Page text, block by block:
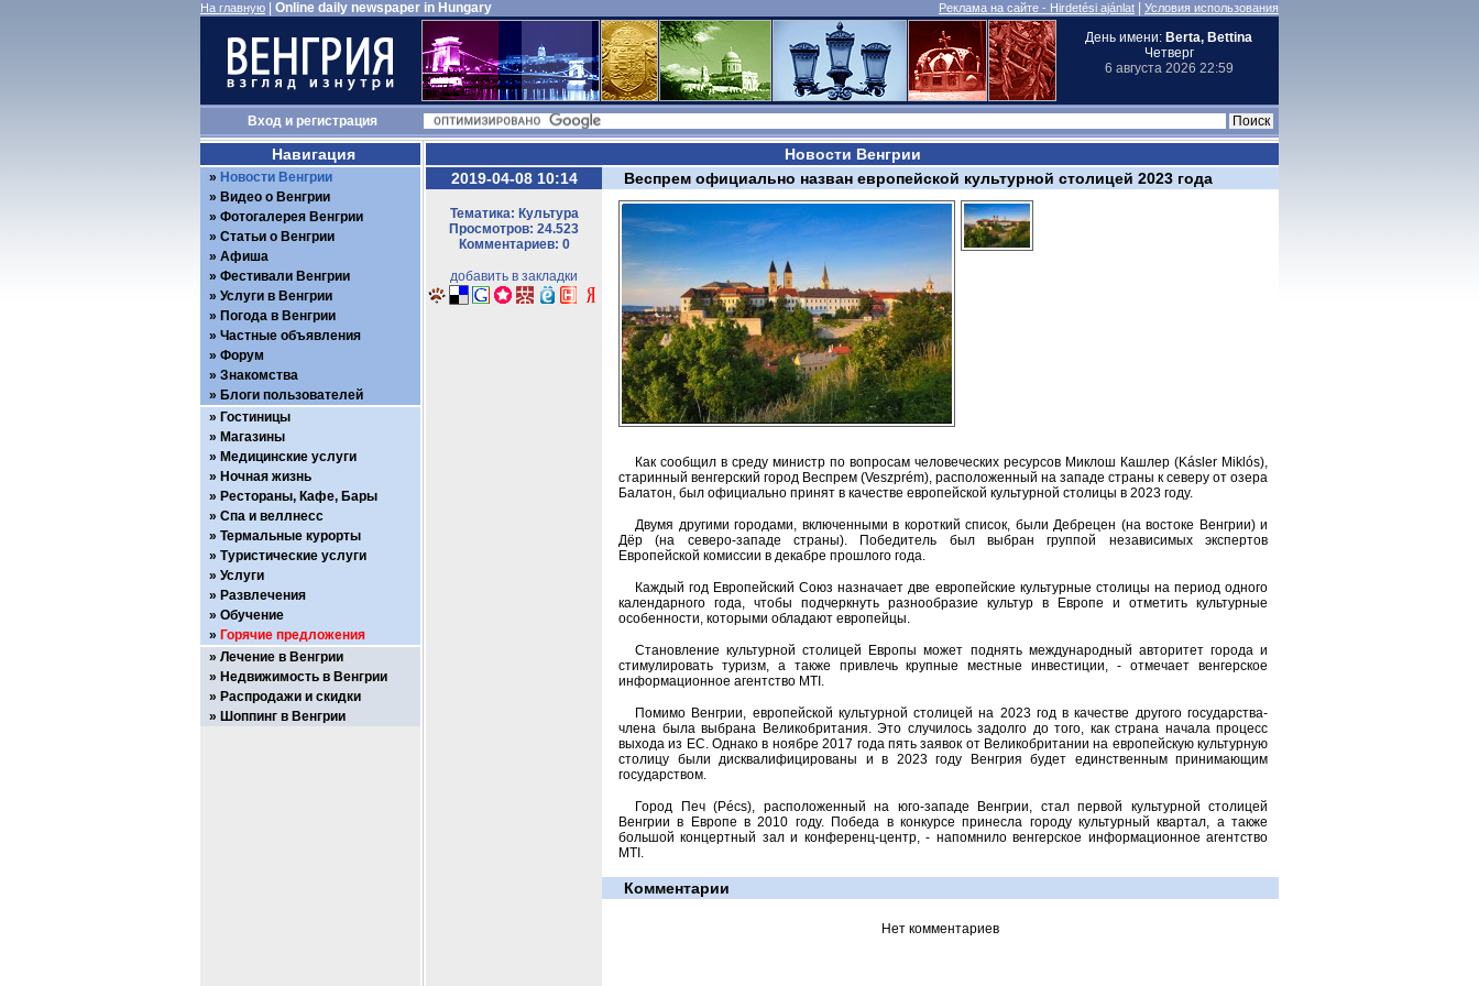
На главную Online daily newspaper in Hungary Реклама на сайте - Hirdetési ajánlat Условия использования
День имени: Berta, Bettina
Четверг
6 августа 2026 22:59
Входи регистрация
Новости Венгрии
2019-04-08 10:14
Тематика: Культура
Просмотров: 24.523
Комментариев: 0
добавить в закладки
Веспрем официально назван европейской культурной столицей 2023 года
Как сообщил в среду министр по вопросам человеческих ресурсов Миклош Кашлер (Kásler Miklós),
старинный венгерский город Веспрем (Veszprém), расположенный на западе страны к северу от озера
Балатон, был официально принят в качестве европейской культурной столицы в 2023 году.
Двумя другими городами, включенными в короткий список, были Дебрецен (на востоке Венгрии) и
Дёр (на северо-западе страны). Победитель был выбран группой независимых экспертов
Европейской комиссии в декабре прошлого года.
Каждый год Европейский Союз назначает две европейские культурные столицы на период одного
календарного года, чтобы подчеркнуть разнообразие культур в Европе и отметить культурные
особенности, которыми обладают европейцы.
Становление культурной столицей Европы может поднять международный авторитет города и
стимулировать туризм, а также привлечь крупные местные инвестиции, - отмечает венгерское
информационное агентство MTI.
Помимо Венгрии, европейской культурной столицей на 2023 год в качестве другого государства-
члена была выбрана Великобритания. Это случилось задолго до того, как страна начала процесс
выхода из ЕС. Однако в ноябре 2017 года пять заявок от Великобритании на европейскую культурную
столицу были дисквалифицированы и в 2023 году Венгрия будет единственным принимающим
государством.
Город Печ (Pécs), расположенный на юго-западе Венгрии, стал первой культурной столицей
Венгрии в Европе в 2010 году. Победа в конкурсе принесла городу культурный квартал, а также
большой концертный зал и конференц-центр, - напомнило венгерское информационное агентство
MTI.
Комментарии
Нет комментариев
Навигация
Новости Венгрии
Видео о Венгрии
Фотогалерея Венгрии
Статьи о Венгрии
Афиша
Фестивали Венгрии
Услуги в Венгрии
Погода в Венгрии
Частные объявления
Форум
Знакомства
Блоги пользователей
Гостиницы
Магазины
Медицинские услуги
Ночная жизнь
Рестораны, Кафе, Бары
Спа и веллнесс
Термальные курорты
Туристические услуги
Услуги
Развлечения
Обучение
Горячие предложения
Лечение в Венгрии
Недвижимость в Венгрии
Распродажи и скидки
Шоппинг в Венгрии